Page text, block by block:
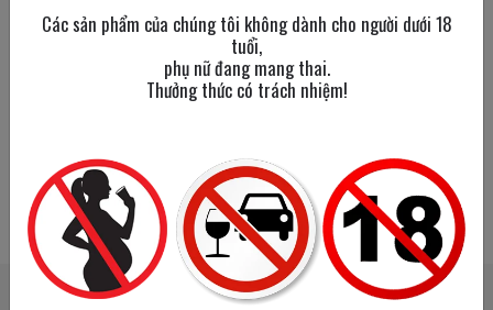
SẢN PHẨM LIÊN QUAN SẢN PHẨM ĐÃ XEM
Các sản phẩm của chúng tôi không dành cho người dưới 18
tuổi,
phụ nữ đang mang thai.
Thưởng thức có trách nhiệm!